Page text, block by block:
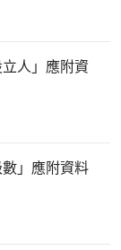
人」應附資
」應附資料